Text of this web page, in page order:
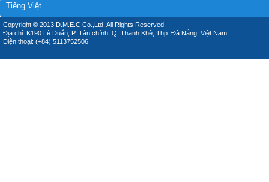
Tiếng Việt
Copyright © 2013 D.M.E.C Co.,Ltd, All Rights Reserved.
Địa chỉ: K190 Lê Duẩn, P. Tân chính, Q. Thanh Khê, Thp. Đà Nẵng, Việt Nam.
Điện thoại: (+84) 5113752506